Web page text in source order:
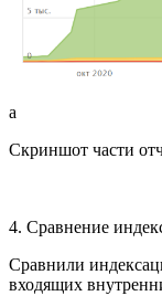
а
Скриншот части
4. Сравнение
Сравнили
входящих